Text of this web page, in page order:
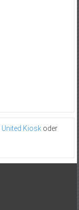
United Kioskoder